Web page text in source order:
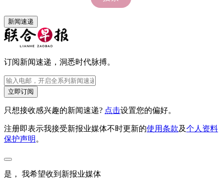
新闻速递
订阅新闻速递，洞悉时代脉搏。
立即订阅
只想接收感兴趣的新闻速递? 点击设置您的偏好。
注册即表示我接受新报业媒体不时更新的使用条款及个人资料
保护声明 。
是， 我希望收到新报业媒体